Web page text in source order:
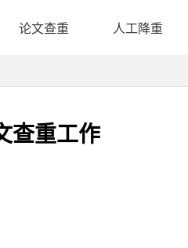
论文查重 人工降重
查重工作